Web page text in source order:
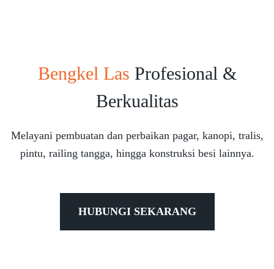
Bengkel Las Profesional &
Berkualitas
Melayani pembuatan dan perbaikan pagar, kanopi, tralis,
pintu, railing tangga, hingga konstruksi besi lainnya.
HUBUNGI SEKARANG